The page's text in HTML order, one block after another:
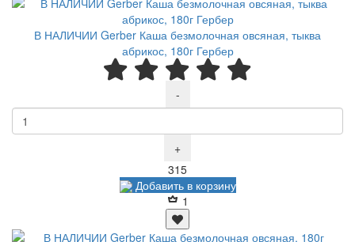
В НАЛИЧИИ Gerber Каша безмолочная овсяная, тыква
абрикос, 180г Гербер
-
+
315Р
Добавить в корзину
1